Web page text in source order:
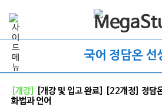
국어 정담온 선
[개강]
[개강 및 입고 완료] [22개정] 정
화법과 언어